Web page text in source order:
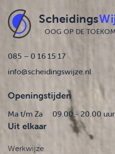
Scheidings
OOG OP DE
085 – 0 16 15 17
info@scheidingswijze.nl
Openingstijden
Ma t/m Za 09.00 - 20.00 uur
Uit elkaar
Werkwijze